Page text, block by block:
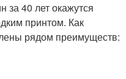
40 лет окажутся
принтом. Как
рядом преимуществ: